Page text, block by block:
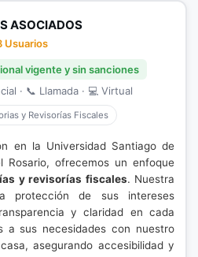
ASOCIADOS
Usuarios
vigente y sin sanciones
· 📞 Llamada · 💻 Virtual
y Revisorías Fiscales
en la Universidad Santiago de
ofrecemos un enfoque
y revisorías fiscales. Nuestra
protección de sus intereses
y claridad en cada
a sus necesidades con nuestro
asegurando accesibilidad y